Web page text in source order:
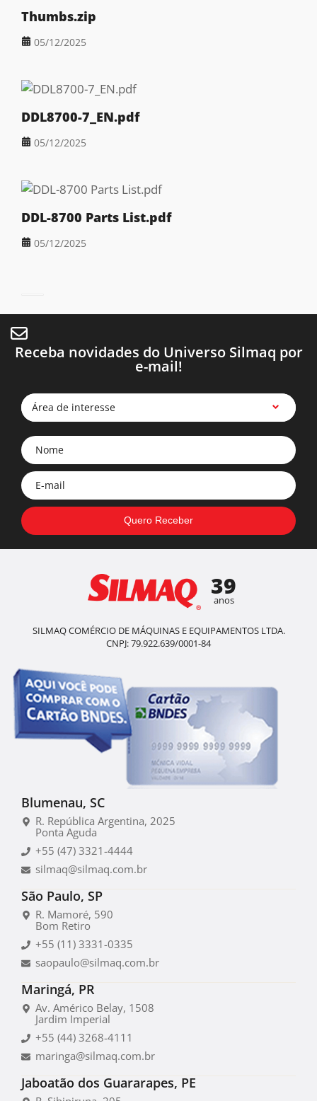
Thumbs.zip
05/12/2025
DDL8700-7_EN.pdf
05/12/2025
DDL-8700 Parts List.pdf
05/12/2025
Receba novidades do Universo Silmaq por
e-mail!
Área de interesse
39
anos
SILMAQ COMÉRCIO DE MÁQUINAS E EQUIPAMENTOS LTDA.
CNPJ: 79.922.639/0001-84
Blumenau, SC
R. República Argentina, 2025
Ponta Aguda
+55 (47) 3321-4444
silmaq@silmaq.com.br
São Paulo, SP
R. Mamoré, 590
Bom Retiro
+55 (11) 3331-0335
saopaulo@silmaq.com.br
Maringá, PR
Av. Américo Belay, 1508
Jardim Imperial
+55 (44) 3268-4111
maringa@silmaq.com.br
Jaboatão dos Guararapes, PE